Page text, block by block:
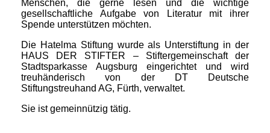
Menschen, die gerne lesen und die wichtige
gesellschaftliche Aufgabe von Literatur mit ihrer
Spende unterstützen möchten.
Die Hatelma Stiftung wurde als Unterstiftung in der
HAUS DER STIFTER – Stiftergemeinschaft der
Stadtsparkasse Augsburg eingerichtet und wird
treuhänderisch von der DT Deutsche
Stiftungstreuhand AG, Fürth, verwaltet.
Sie ist gemeinnützig tätig.